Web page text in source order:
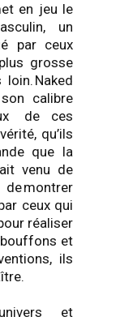
en jeu le
un
par ceux
grosse
loin. Naked
calibre
de ces
qu’ils
que la
venu de
demontrer
ceux qui
réaliser
et
ils
et